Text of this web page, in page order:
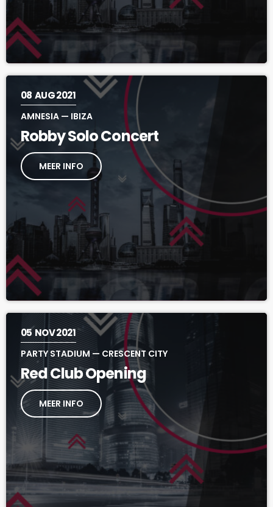
08 AUG 2021
AMNESIA — IBIZA
Robby Solo Concert
MEER INFO
05 NOV 2021
PARTY STADIUM — CRESCENT CITY
Red Club Opening
MEER INFO